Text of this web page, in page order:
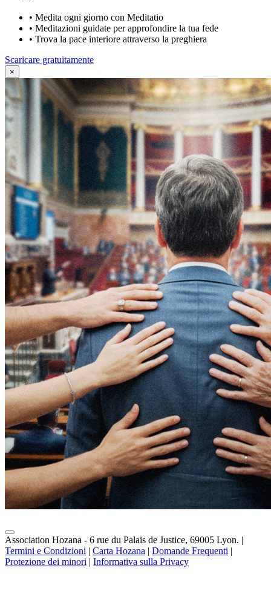
• Medita ogni giorno con Meditatio
• Meditazioni guidate per approfondire la tua fede
• Trova la pace interiore attraverso la preghiera
Scaricare gratuitamente
×
Association Hozana - 6 rue du Palais de Justice, 69005 Lyon. |
Termini e Condizioni | Carta Hozana | Domande Frequenti |
Protezione dei minori | Informativa sulla Privacy